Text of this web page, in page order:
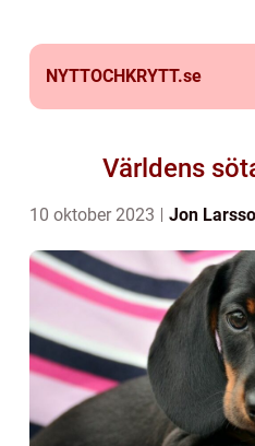
NYTTOCHKRYTT.se
Världens
10 oktober 2023 Jon